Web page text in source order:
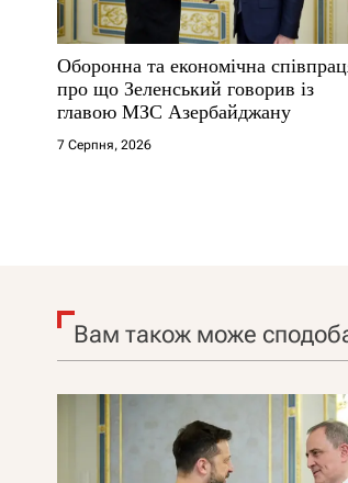
Оборонна та економічна
про що Зеленський говорив із
главою МЗС Азербайджану
7 Серпня, 2026
Вам також може